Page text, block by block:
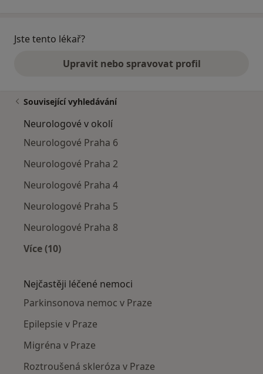
Jste tento lékař?
Upravit nebo spravovat profil
Související vyhledávání
Neurologové v okolí
Neurologové Praha 6
Neurologové Praha 2
Neurologové Praha 4
Neurologové Praha 5
Neurologové Praha 8
Více (10)
Nejčastěji léčené nemoci
Parkinsonova nemoc v Praze
Epilepsie v Praze
Migréna v Praze
Roztroušená skleróza v Praze